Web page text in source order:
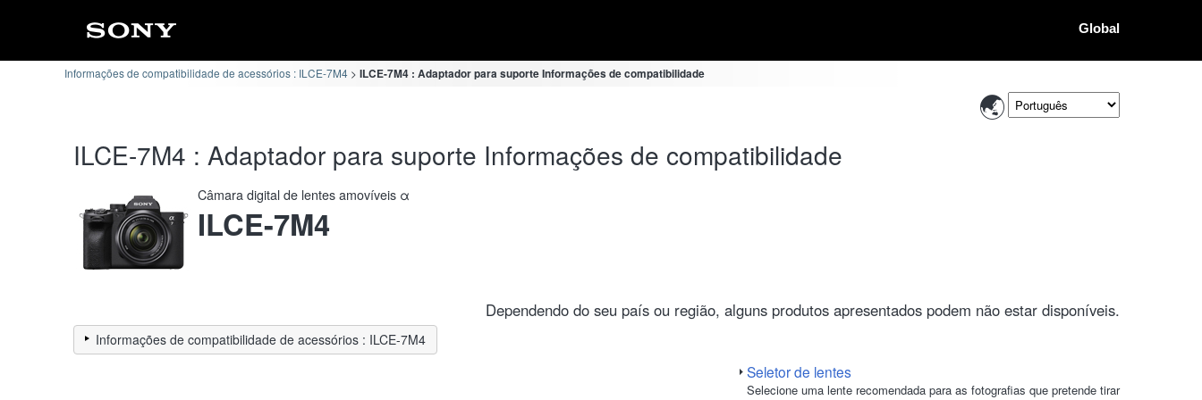
Global
Informações de compatibilidade de acessórios : ILCE-7M4 ILCE-7M4 : Adaptador para suporte Informações de compatibilidade
ILCE-7M4 : Adaptador para suporte Informações de compatibilidade
Câmara digital de lentes amovíveis α
ILCE-7M4
Dependendo do seu país ou região, alguns produtos apresentados podem não estar disponíveis.
Informações de compatibilidade de acessórios : ILCE-7M4
Seletor de lentes
Selecione uma lente recomendada para as fotografias que pretende tirar